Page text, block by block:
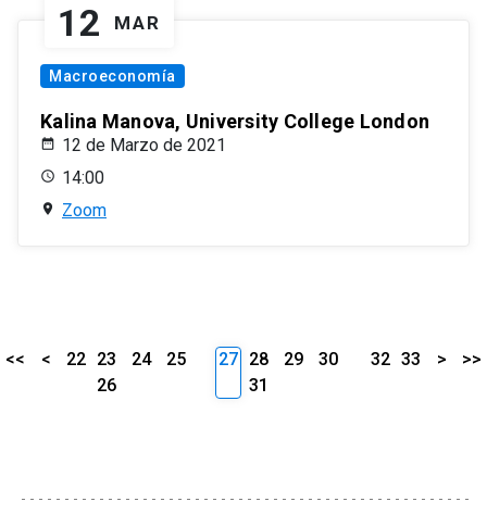
12 MAR
Macroeconomía
Kalina Manova, University College London
12 de Marzo de 2021
14:00
Zoom
<< < 22 23 24
25
26
27 28 29
30
31
32 33 > >>